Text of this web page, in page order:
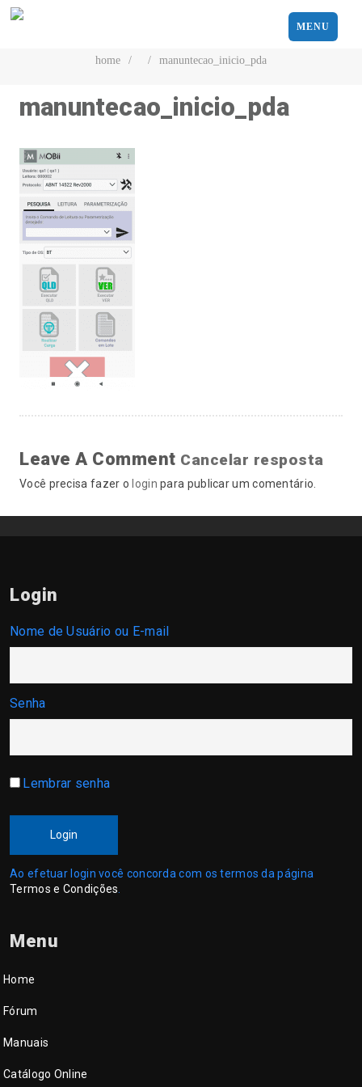
MENU
home / / manuntecao_inicio_pda
manuntecao_inicio_pda
Leave A Comment Cancelar resposta
Você precisa fazer o login para publicar um comentário.
Login
Nome de Usuário ou E-mail
Senha
Lembrar senha
Login
Ao efetuar login você concorda com os termos da página
Termos e Condições
Menu
Home
Fórum
Manuais
Catálogo Online